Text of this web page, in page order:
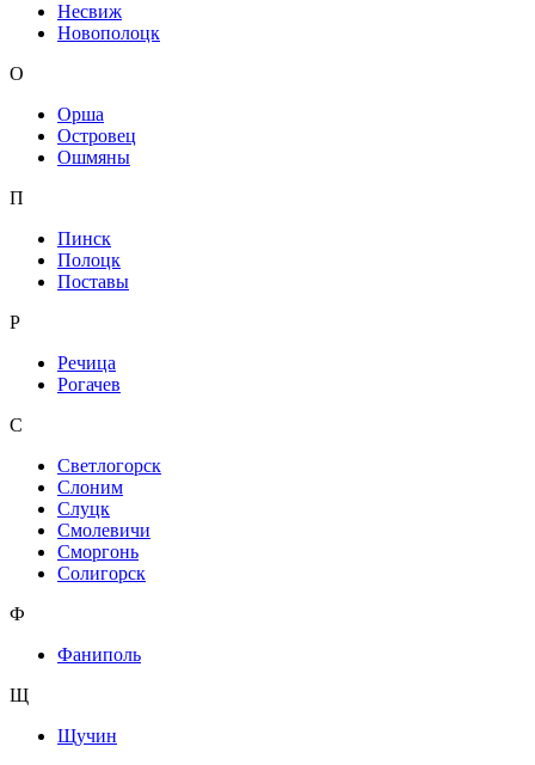
Несвиж
Новополоцк
О
Орша
Островец
Ошмяны
П
Пинск
Полоцк
Поставы
Р
Речица
Рогачев
С
Светлогорск
Слоним
Слуцк
Смолевичи
Сморгонь
Солигорск
Ф
Фаниполь
Щ
Щучин